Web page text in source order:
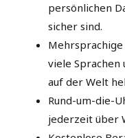
persönlichen
sicher sind.
viele Sprachen
auf der Welt
Rund-um-die-
jederzeit über